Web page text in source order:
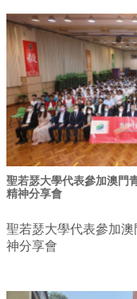
聖若瑟大學代表參加澳門
精神分享會
聖若瑟大學代表參加
神分享會